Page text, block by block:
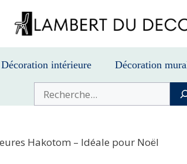
Décoration intérieure Décoration
Buscar
Hakotom – Idéale pour Noël